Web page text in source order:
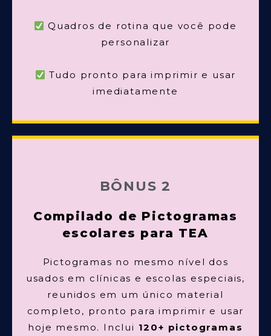
Quadros de rotina que você pode
personalizar
Tudo pronto para imprimir e usar
imediatamente
BÔNUS 2
Compilado de Pictogramas
escolares para TEA
Pictogramas no mesmo nível dos
usados em clínicas e escolas especiais,
reunidos em um único material
completo, pronto para imprimir e usar
hoje mesmo. Inclui 120+ pictogramas